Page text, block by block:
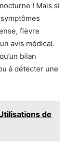
! Mais si
fièvre
avis médical.
bilan
à détecter une
de